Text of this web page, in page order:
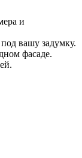
и
вашу задумку.
фасаде.